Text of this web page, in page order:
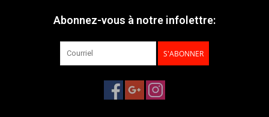
Abonnez-vous à notre infolettre:
S'ABONNER